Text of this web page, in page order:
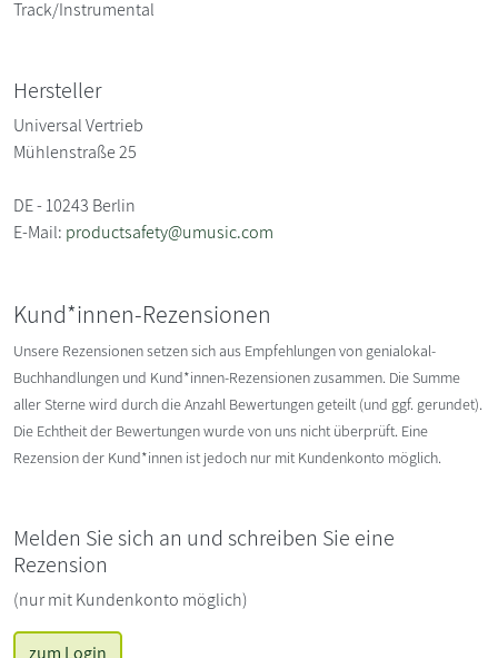
Track/Instrumental
Hersteller
Universal Vertrieb
Mühlenstraße 25
DE - 10243 Berlin
E-Mail: productsafety@umusic.com
Kund*innen-Rezensionen
Unsere Rezensionen setzen sich aus Empfehlungen von genialokal-
Buchhandlungen und Kund*innen-Rezensionen zusammen. Die Summe
aller Sterne wird durch die Anzahl Bewertungen geteilt (und ggf. gerundet).
Die Echtheit der Bewertungen wurde von uns nicht überprüft. Eine
Rezension der Kund*innen ist jedoch nur mit Kundenkonto möglich.
Melden Sie sich an und schreiben Sie eine
Rezension
(nur mit Kundenkonto möglich)
zum Login